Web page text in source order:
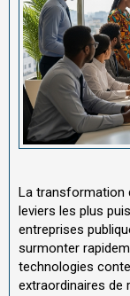
La transformation
leviers les plus
entreprises
surmonter
technologies
extraordinaires de